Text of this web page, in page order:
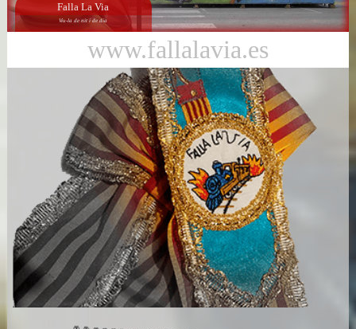
Falla La Via
Viu-la de nit i de dia
www.fallalavia.es